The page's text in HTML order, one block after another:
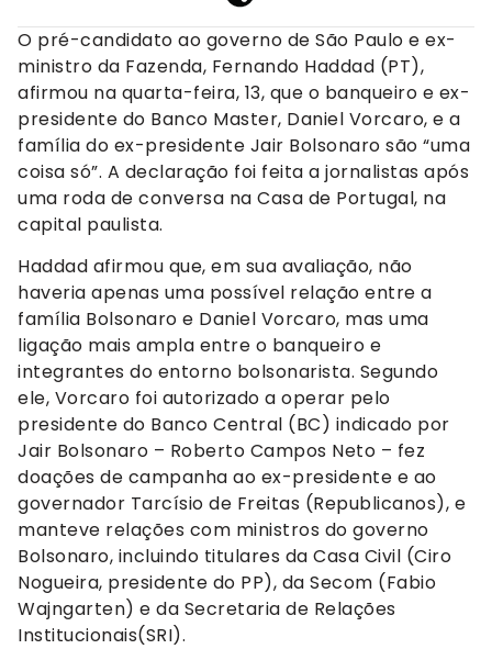
O pré-candidato ao governo de São Paulo e ex-
ministro da Fazenda, Fernando Haddad (PT),
afirmou na quarta-feira, 13, que o banqueiro e ex-
presidente do Banco Master, Daniel Vorcaro, e a
família do ex-presidente Jair Bolsonaro são “uma
coisa só”. A declaração foi feita a jornalistas após
uma roda de conversa na Casa de Portugal, na
capital paulista.
Haddad afirmou que, em sua avaliação, não
haveria apenas uma possível relação entre a
família Bolsonaro e Daniel Vorcaro, mas uma
ligação mais ampla entre o banqueiro e
integrantes do entorno bolsonarista. Segundo
ele, Vorcaro foi autorizado a operar pelo
presidente do Banco Central (BC) indicado por
Jair Bolsonaro – Roberto Campos Neto – fez
doações de campanha ao ex-presidente e ao
governador Tarcísio de Freitas (Republicanos), e
manteve relações com ministros do governo
Bolsonaro, incluindo titulares da Casa Civil (Ciro
Nogueira, presidente do PP), da Secom (Fabio
Wajngarten) e da Secretaria de Relações
Institucionais(SRI).